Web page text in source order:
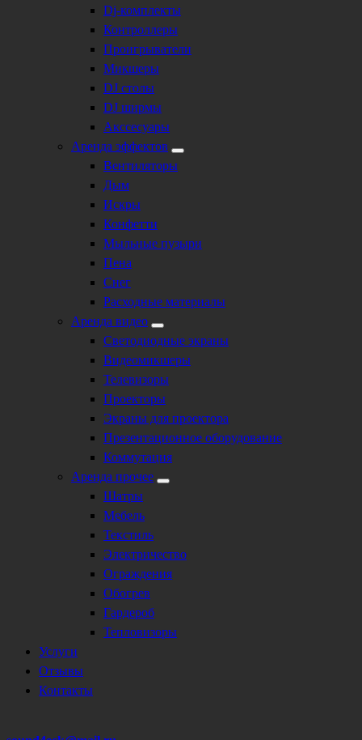
Dj-комплекты
Контроллеры
Проигрыватели
Микшеры
DJ столы
DJ ширмы
Акссесуары
Аренда эффектов
Вентиляторы
Дым
Искры
Конфетти
Мыльные пузыри
Пена
Снег
Расходные материалы
Аренда видео
Светодиодные экраны
Видеомикшеры
Телевизоры
Проекторы
Экраны для проектора
Презентационное оборудование
Коммутация
Аренда прочее
Шатры
Мебель
Текстиль
Электричество
Ограждения
Обогрев
Гардероб
Тепловизоры
Услуги
Отзывы
Контакты